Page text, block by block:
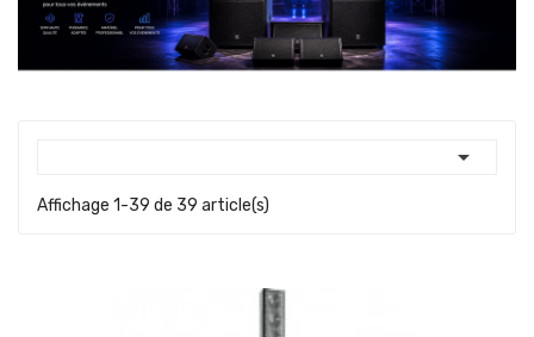

Affichage 1-39 de 39 article(s)